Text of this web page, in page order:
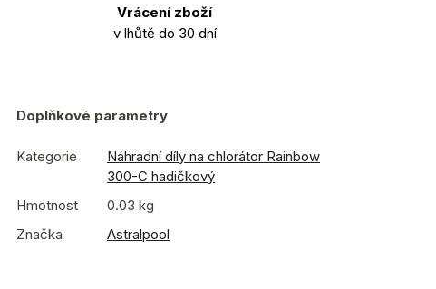
Vrácení zboží
v lhůtě do 30 dní
Doplňkové parametry
Kategorie
Náhradní díly na chlorátor Rainbow
300-C hadičkový
Hmotnost
0.03 kg
Značka
Astralpool